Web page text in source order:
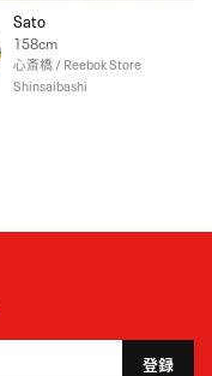
Sato
158cm
心斎橋 / Reebok Store
Shinsaibashi
登録